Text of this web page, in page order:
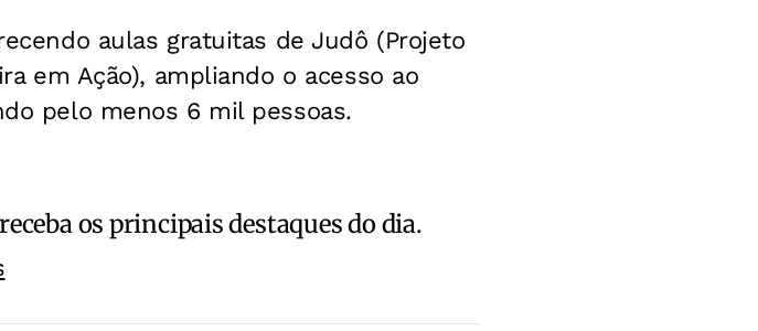
aulas gratuitas de Judô (Projeto
em Ação), ampliando o acesso ao
pelo menos 6 mil pessoas.
os principais destaques do dia.